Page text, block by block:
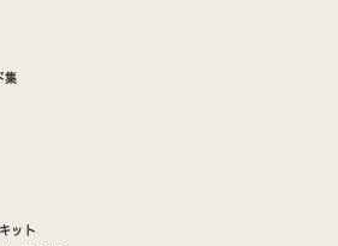
集
ット